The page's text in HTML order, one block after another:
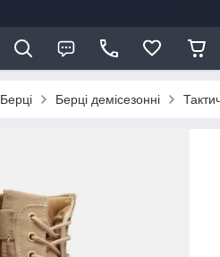
Берці Берці демісезонні